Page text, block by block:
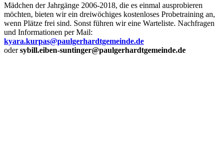
Mädchen der Jahrgänge 2006-2018, die es einmal ausprobieren
möchten, bieten wir ein dreiwöchiges kostenloses Probetraining an,
wenn Plätze frei sind. Sonst führen wir eine Warteliste. Nachfragen
und Informationen per Mail:
kyara.kurpas@paulgerhardtgemeinde.de
odersybill.eiben-suntinger@paulgerhardtgemeinde.de